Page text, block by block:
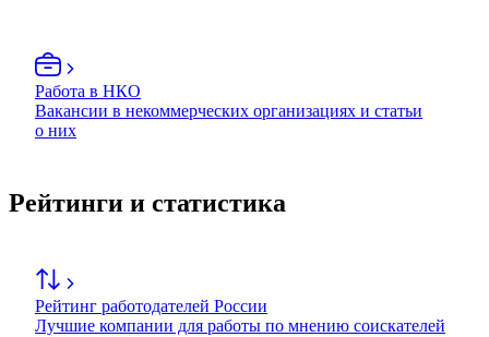
Работа в НКО
Вакансии в некоммерческих организациях и статьи
о них
Рейтинги и статистика
Рейтинг работодателей России
Лучшие компании для работы по мнению соискателей